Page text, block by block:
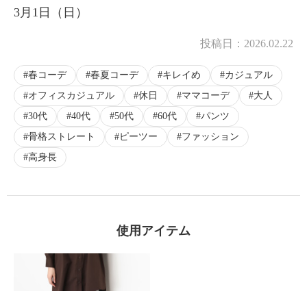
3月1日（日）
投稿日： 2026.02.22
春コーデ 春夏コーデ キレイめ
カジュアル
オフィスカジュアル
休日 ママコーデ
大人
30代
40代 50代 60代
パンツ
骨格ストレート
ピーツー
ファッション
高身長
使用アイテム